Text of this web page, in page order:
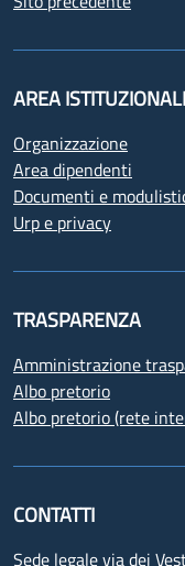
AREA
Organizzazione
Area dipendenti
Documenti e
Urp e privacy
TRASPARENZA
Amministrazione
Albo pretorio
Albo pretorio (rete
CONTATTI
Sede legale via dei